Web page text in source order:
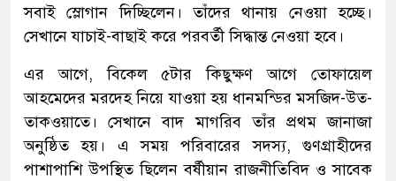
সবাই স্লোগান দিচ্ছিলেন। তাঁদের থানায় নেওয়া হচ্ছে।
সেখানে যাচাই-বাছাই করে পরবর্তী সিদ্ধান্ত নেওয়া হবে।
এর আগে, বিকেল ৫টার কিছুক্ষণ আগে তোফায়েল
আহমেদের মরদেহ নিয়ে যাওয়া হয় ধানমন্ডির মসজিদ-উত-
তাকওয়াতে। সেখানে বাদ মাগরিব তাঁর প্রথম জানাজা
অনুষ্ঠিত হয়। এ সময় পরিবারের সদস্য, গুণগ্রাহীদের
পাশাপাশি উপস্থিত ছিলেন বর্ষীয়ান রাজনীতিবিদ ও সাবেক